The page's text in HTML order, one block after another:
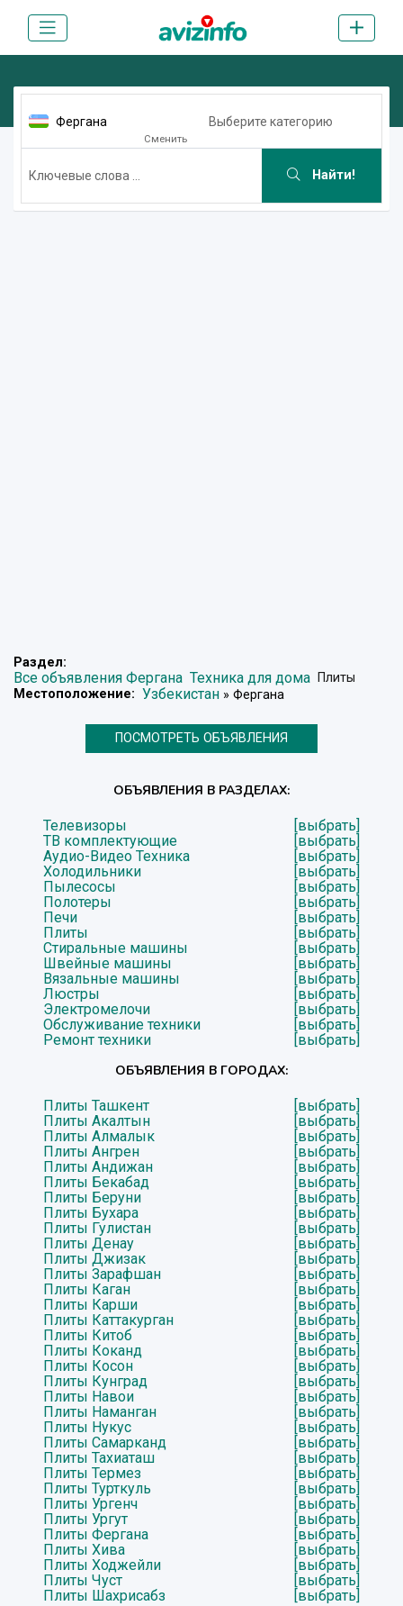
Фергана
Сменить
Выберите категорию
Найти!
Раздел:
Все объявления Фергана Техника для дома Плиты
Местоположение: Узбекистан » Фергана
ПОСМОТРЕТЬ ОБЪЯВЛЕНИЯ
ОБЪЯВЛЕНИЯ В РАЗДЕЛАХ:
Телевизоры
[выбрать]
ТВ комплектующие
[выбрать]
Аудио-Видео Техника
[выбрать]
Холодильники
[выбрать]
Пылесосы
[выбрать]
Полотеры
[выбрать]
Печи
[выбрать]
Плиты
[выбрать]
Стиральные машины
[выбрать]
Швейные машины
[выбрать]
Вязальные машины
[выбрать]
Люстры
[выбрать]
Электромелочи
[выбрать]
Обслуживание техники
[выбрать]
Ремонт техники
[выбрать]
ОБЪЯВЛЕНИЯ В ГОРОДАХ:
Плиты Ташкент
[выбрать]
Плиты Акалтын
[выбрать]
Плиты Алмалык
[выбрать]
Плиты Ангрен
[выбрать]
Плиты Андижан
[выбрать]
Плиты Бекабад
[выбрать]
Плиты Беруни
[выбрать]
Плиты Бухара
[выбрать]
Плиты Гулистан
[выбрать]
Плиты Денау
[выбрать]
Плиты Джизак
[выбрать]
Плиты Зарафшан
[выбрать]
Плиты Каган
[выбрать]
Плиты Карши
[выбрать]
Плиты Каттакурган
[выбрать]
Плиты Китоб
[выбрать]
Плиты Коканд
[выбрать]
Плиты Косон
[выбрать]
Плиты Кунград
[выбрать]
Плиты Навои
[выбрать]
Плиты Наманган
[выбрать]
Плиты Нукус
[выбрать]
Плиты Самарканд
[выбрать]
Плиты Тахиаташ
[выбрать]
Плиты Термез
[выбрать]
Плиты Турткуль
[выбрать]
Плиты Ургенч
[выбрать]
Плиты Ургут
[выбрать]
Плиты Фергана
[выбрать]
Плиты Хива
[выбрать]
Плиты Ходжейли
[выбрать]
Плиты Чуст
[выбрать]
Плиты Шахрисабз
[выбрать]